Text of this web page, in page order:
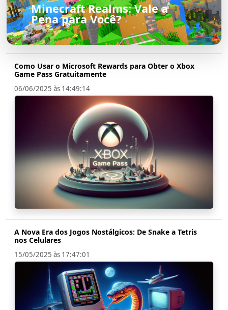
Minecraft Realms: Vale a
Pena para Você?
Como Usar o Microsoft Rewards para Obter o Xbox
Game Pass Gratuitamente
06/06/2025 às 14:49:14
A Nova Era dos Jogos Nostálgicos: De Snake a Tetris
nos Celulares
15/05/2025 às 17:47:01